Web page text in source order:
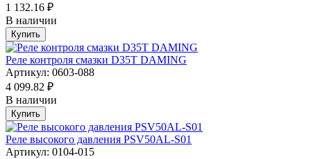
1 132.16 ₽
В наличии
Купить
Реле контроля смазки D35T DAMING
Артикул: 0603-088
4 099.82 ₽
В наличии
Купить
Реле высокого давления PSV50AL-S01
Артикул: 0104-015